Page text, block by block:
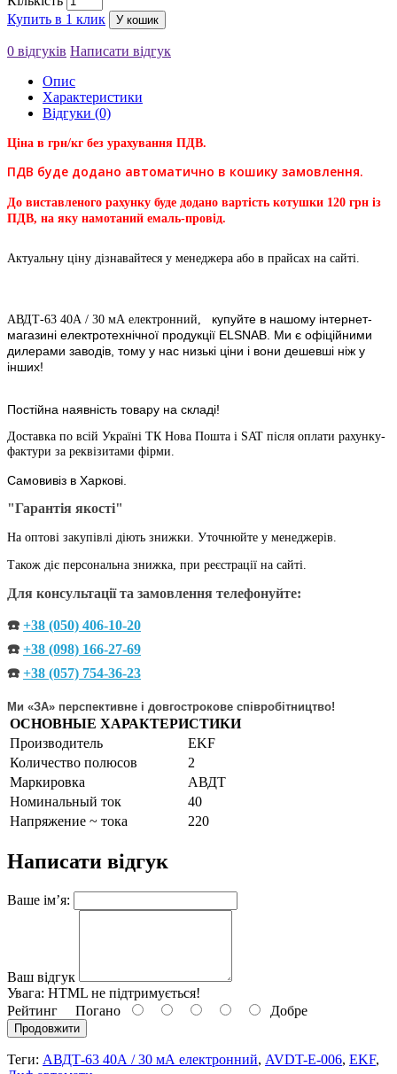
Купить в 1 клик
У кошик
0 відгуків Написати відгук
Опис
Характеристики
Відгуки (0)
Ціна в грн/кг без урахування ПДВ.
ПДВ буде додано автоматично в кошику замовлення.
До виставленого рахунку буде додано вартість котушки 120 грн із
ПДВ, на яку намотаний емаль-провід.
Актуальну ціну дізнавайтеся у менеджера або в прайсах на сайті.
АВДТ-63 40А / 30 мА електронний,
купуйте в нашому інтернет-
магазині електротехнічної продукції ELSNAB. Ми є офіційними
дилерами заводів, тому у нас низькі ціни і вони дешевші ніж у
інших!
Постійна наявність товару на складі!
Доставка по всій Україні ТК Нова Пошта і SAT після оплати рахунку-
фактури за реквізитами фірми.
Самовивіз в Харкові.
"Гарантія якості"
На оптові закупівлі діють знижки. Уточнюйте у менеджерів.
Також діє персональна знижка, при реєстрації на сайті.
Для консультації та замовлення телефонуйте:
☎️ +38 (050) 406-10-20
☎️ +38 (098) 166-27-69
☎️ +38 (057) 754-36-23
Ми «ЗА» перспективне і довгострокове співробітництво!
ОСНОВНЫЕ ХАРАКТЕРИСТИКИ
Производитель
EKF
Количество полюсов
2
Маркировка
АВДТ
Номинальный ток
40
Напряжение ~ тока
220
Написати відгук
Ваше ім’я:
Ваш відгук
Увага: HTML не підтримується!
Рейтинг Погано Добре
Продовжити
Теги: АВДТ-63 40А / 30 мА електронний, AVDT-E-006, EKF,